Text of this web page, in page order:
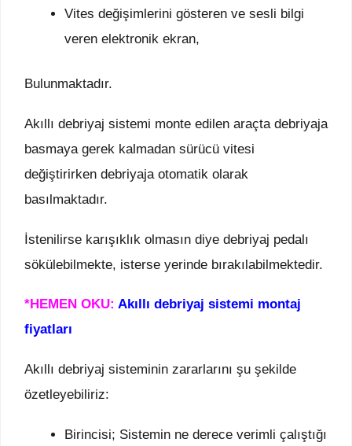
Vites değişimlerini gösteren ve sesli bilgi
veren elektronik ekran,
Bulunmaktadır.
Akıllı debriyaj sistemi monte edilen araçta debriyaja
basmaya gerek kalmadan sürücü vitesi
değiştirirken debriyaja otomatik olarak
basılmaktadır.
İstenilirse karışıklık olmasın diye debriyaj pedalı
sökülebilmekte, isterse yerinde bırakılabilmektedir.
*HEMEN OKU: Akıllı debriyaj sistemi montaj
fiyatları
Akıllı debriyaj sisteminin zararlarını şu şekilde
özetleyebiliriz:
Birincisi; Sistemin ne derece verimli çalıştığı